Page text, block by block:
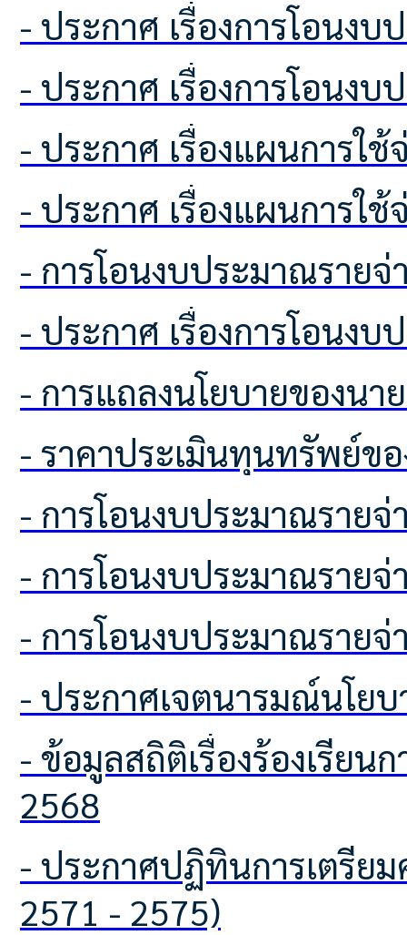
- ประกาศ เรื่องการโอน
- ประกาศ เรื่องการโอน
- ประกาศ เรื่องแผนการ
- ประกาศ เรื่องแผนการ
- การโอนงบประมาณรา
- ประกาศ เรื่องการโอน
- การแถลงนโยบายของน
- ราคาประเมินทุนทรัพย์
- การโอนงบประมาณรา
- การโอนงบประมาณรา
- การโอนงบประมาณรา
- ประกาศเจตนารมณ์นโย
- ข้อมูลสถิติเรื่องร้องเรียนการทุจริตและประพฤติมิชอบ ประจำปีงบประมาณ พ.ศ.
2568
- ประกาศปฏิทินการเตรียมความพร้อมเพื่อจัดทำแผนพัฒนาท้องถิ่น ฉบับที่ 3 (พ.ศ.
2571 - 2575)